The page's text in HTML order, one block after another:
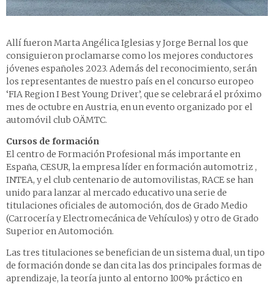
Allí fueron Marta Angélica Iglesias y Jorge Bernal los que
consiguieron proclamarse como los mejores conductores
jóvenes españoles 2023. Además del reconocimiento, serán
los representantes de nuestro país en el concurso europeo
‘FIA Region I Best Young Driver’, que se celebrará el próximo
mes de octubre en Austria, en un evento organizado por el
automóvil club OÄMTC.
Cursos de formación
El centro de Formación Profesional más importante en
España, CESUR, la empresa líder en formación automotriz ,
INTEA, y el club centenario de automovilistas, RACE se han
unido para lanzar al mercado educativo una serie de
titulaciones oficiales de automoción, dos de Grado Medio
(Carrocería y Electromecánica de Vehículos) y otro de Grado
Superior en Automoción.
Las tres titulaciones se benefician de un sistema dual, un tipo
de formación donde se dan cita las dos principales formas de
aprendizaje, la teoría junto al entorno 100% práctico en